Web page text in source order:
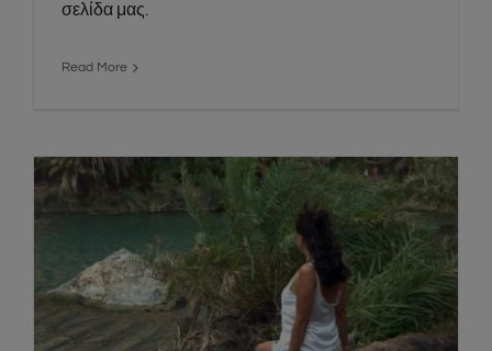
σελίδα μας.
Read More
Η Ειρήνη απο Αθήνα δεύτερη τυχερή του
διαγωνισμού μας κέρδισε ένα δωρεάν
τριήμερο! (video & photos)